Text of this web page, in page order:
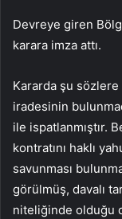
Devreye giren
karara imza attı.
Kararda şu sözlere
iradesinin
ile ispatlanmıştır.
kontratını haklı
savunması
görülmüş, davalı
niteliğinde olduğu